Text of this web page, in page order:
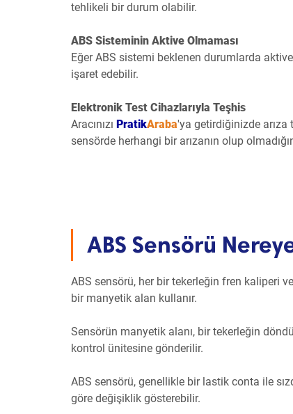
tehlikeli bir durum olabilir.
ABS Sisteminin Aktive Olmaması
Eğer ABS sistemi beklenen durumlarda
işaret edebilir.
Elektronik Test Cihazlarıyla Teşhis
Aracınızı PratikAraba'ya getirdiğinizde arıza
sensörde herhangi bir arızanın olup
ABS Sensörü
ABS sensörü, her bir tekerleğin fren kaliperi
bir manyetik alan kullanır.
Sensörün manyetik alanı, bir tekerleğin
kontrol ünitesine gönderilir.
ABS sensörü, genellikle bir lastik conta ile
göre değişiklik gösterebilir.